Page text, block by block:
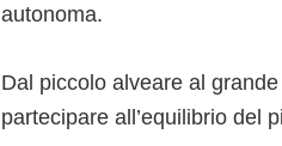
autonoma.
Dal piccolo alveare al
partecipare all’equilibrio del